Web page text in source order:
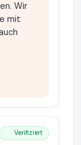
Wir
mit
Verifiziert